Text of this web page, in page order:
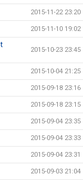
2015-11-22 23:20
2015-11-10 19:02
2015-10-23 23:45
2015-10-04 21:25
2015-09-18 23:16
2015-09-18 23:15
2015-09-04 23:35
2015-09-04 23:33
2015-09-04 23:31
2015-09-03 21:04